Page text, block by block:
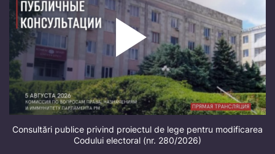
Consultări publice privind proiectul de lege pentru modificarea
Codului electoral (nr. 280/2026)